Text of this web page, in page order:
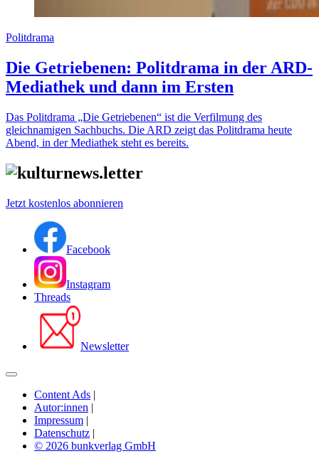
Politdrama
Die Getriebenen: Politdrama in der ARD-
Mediathek und dann im Ersten
Das Politdrama „Die Getriebenen“ ist die Verfilmung des
gleichnamigen Sachbuchs. Die ARD zeigt das Politdrama heute
Abend, in der Mediathek steht es bereits.
Jetzt kostenlos abonnieren
Facebook
Instagram
Threads
Newsletter
Content Ads |
Autor:innen |
Impressum |
Datenschutz |
© 2026 bunkverlag GmbH